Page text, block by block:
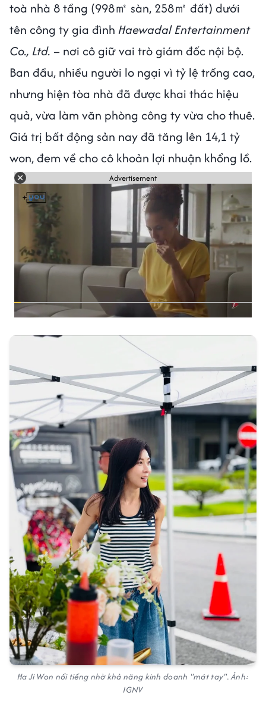
toà nhà 8 tầng (998㎡ sàn, 258㎡ đất) dưới
tên công ty gia đình Haewadal Entertainment
Co., Ltd. – nơi cô giữ vai trò giám đốc nội bộ.
Ban đầu, nhiều người lo ngại vì tỷ lệ trống cao,
nhưng hiện tòa nhà đã được khai thác hiệu
quả, vừa làm văn phòng công ty vừa cho thuê.
Giá trị bất động sản nay đã tăng lên 14,1 tỷ
won, đem về cho cô khoản lợi nhuận khổng lồ.
Advertisement
Ha Ji Won nổi tiếng nhờ khả năng kinh doanh "mát tay". Ảnh:
IGNV